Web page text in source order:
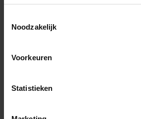
Noodzakelijk
Voorkeuren
Statistieken
Prijs per 1 Stuk
Bestel nu!